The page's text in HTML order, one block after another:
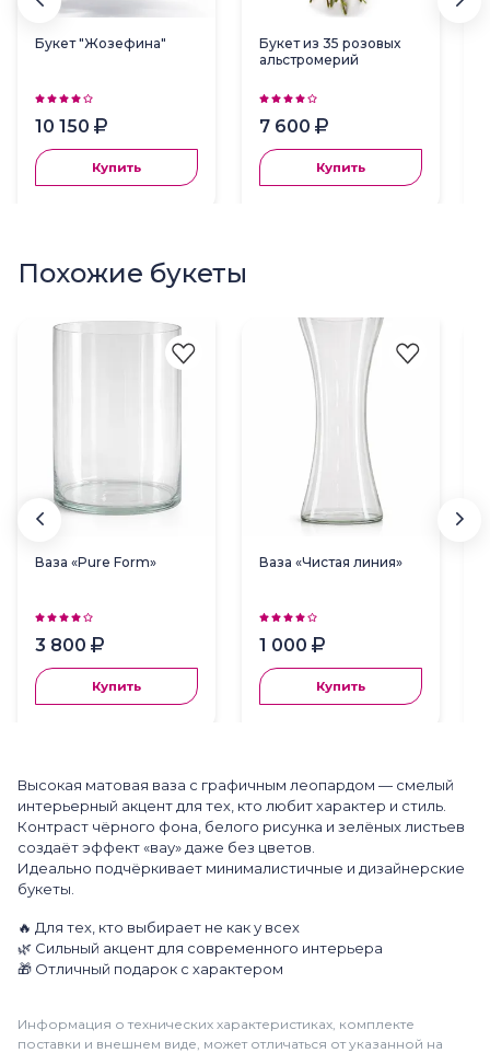
Букет "Жозефина"
10 150
Купить
Букет из 35 розовых
альстромерий
7 600
Купить
Похожие букеты
Ваза «Pure Form»
3 800
Купить
Ваза «Чистая линия»
1 000
Купить
Высокая матовая ваза с графичным леопардом — смелый
интерьерный акцент для тех, кто любит характер и стиль.
Контраст чёрного фона, белого рисунка и зелёных листьев
создаёт эффект «вау» даже без цветов.
Идеально подчёркивает минималистичные и дизайнерские
букеты.
🔥 Для тех, кто выбирает не как у всех
🌿 Сильный акцент для современного интерьера
🎁 Отличный подарок с характером
Информация о технических характеристиках, комплекте
поставки и внешнем виде, может отличаться от указанной на